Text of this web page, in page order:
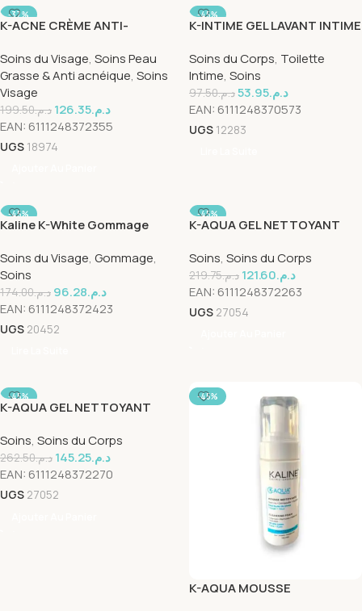
-37%
K-ACNE CRÈME ANTI-
MATIFIANTE ET
HYDRATANTE 40 ML
Soins du Visage, Soins Peau
Grasse & Anti acnéique, Soins
Visage
د.م.199.50 د.م.126.35
EAN: 6111248372355
UGS 18974
-45%
SOLD OUT
K-INTIME GEL LAVANT INTIME
LAVANDE 250 ML
Soins du Corps, Toilette
Intime, Soins
د.م.97.50 د.م.53.95
EAN: 6111248370573
UGS 12283
-45%
SOLD OUT
Kaline K-White Gommage
Soins du Visage, Gommage,
Soins
د.م.174.00 د.م.96.28
EAN: 6111248372423
UGS 20452
-45%
K-AQUA GEL NETTOYANT
Soins, Soins du Corps
د.م.219.75 د.م.121.60
EAN: 6111248372263
UGS 27054
-45%
K-AQUA GEL NETTOYANT
Soins, Soins du Corps
د.م.262.50 د.م.145.25
EAN: 6111248372270
UGS 27052
-45%
K-AQUA MOUSSE